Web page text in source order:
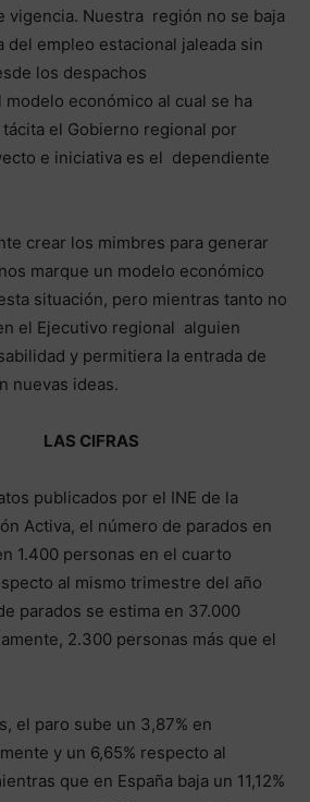
vigencia. Nuestra región no se baja
del empleo estacional jaleada sin
los despachos
económico al cual se ha
el Gobierno regional por
e iniciativa es el dependiente
crear los mimbres para generar
marque un modelo económico
situación, pero mientras tanto no
el Ejecutivo regional alguien
y permitiera la entrada de
nuevas ideas.
publicados por el INE de la
Activa, el número de parados en
1.400 personas en el cuarto
al mismo trimestre del año
parados se estima en 37.000
2.300 personas más que el
el paro sube un 3,87% en
y un 6,65% respecto al
que en España baja un 11,12%